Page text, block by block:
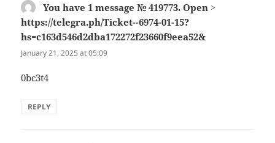
You have 1 message № 419773. Open >
https://telegra.ph/Ticket--6974-01-15?
hs=c163d546d2dba172272f23660f9eea52&
January 21, 2025 at 05:09
0bc3t4
REPLY